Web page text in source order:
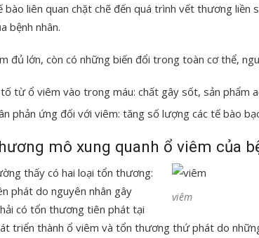
bào liên quan chặt chẽ đến quá trình vết thương liền
bệnh nhân.
đủ lớn, còn có những biến đổi trong toàn cơ thể,
tố từ ổ viêm vào trong máu: chất gây sốt, sản phẩm
phản ứng đối với viêm: tăng số lượng các tế bào
mô xung quanh ổ viêm của
viêm
thấy có hai loại tổn thương:
phát do nguyên nhân gây
có tổn thương tiên phát tại
triển thành ổ viêm và tổn thương thứ phát do